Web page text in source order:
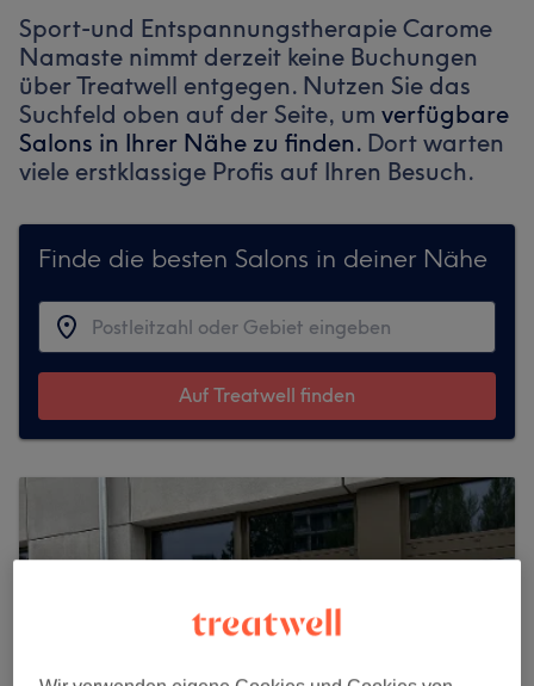
Sport-und Entspannungstherapie Carome
Namaste nimmt derzeit keine Buchungen
über Treatwell entgegen. Nutzen Sie das
Suchfeld oben auf der Seite, um verfügbare
Salons in Ihrer Nähe zu finden. Dort warten
viele erstklassige Profis auf Ihren Besuch.
Finde die besten Salons in deiner Nähe
Auf Treatwell finden